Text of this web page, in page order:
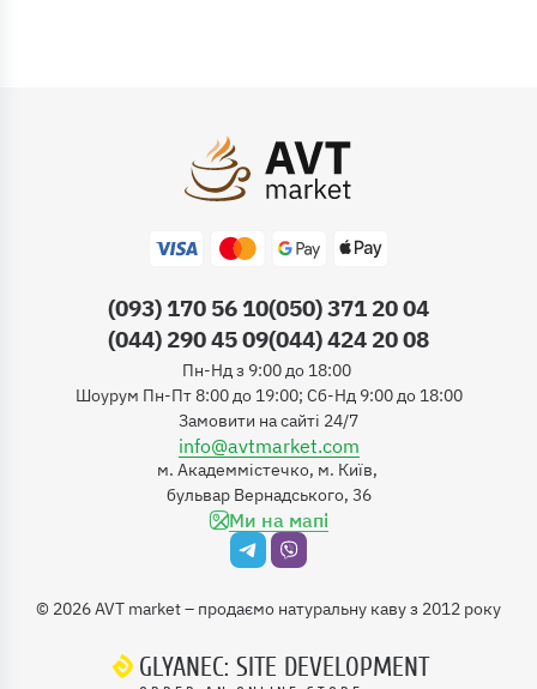
(093) 170 56 10(050) 371 20 04
(044) 290 45 09(044) 424 20 08
Пн-Нд з 9:00 до 18:00
Шоурум Пн-Пт 8:00 до 19:00; Сб-Нд 9:00 до 18:00
Замовити на сайті 24/7
info@avtmarket.com
м. Академмістечко, м. Київ,
бульвар Вернадського, 36
Ми на мапі
© 2026AVT market – продаємо натуральну каву з 2012 року
GLYANEC: SITE DEVELOPMENT